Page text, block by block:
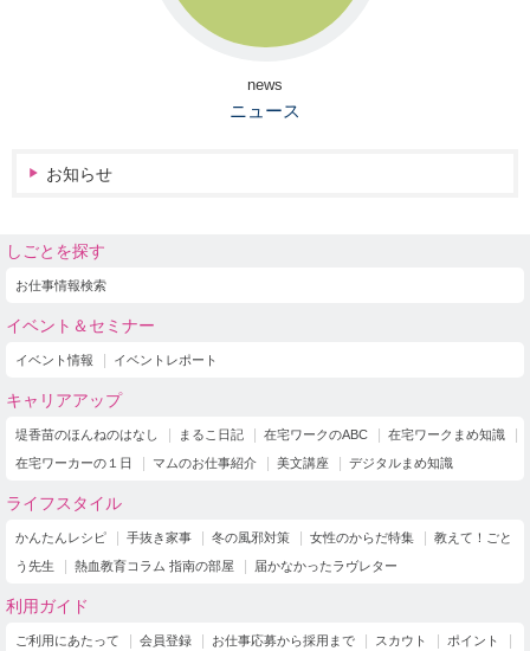
news
ニュース
お知らせ
しごとを探す
お仕事情報検索
イベント＆セミナー
イベント情報 イベントレポート
キャリアアップ
堤香苗のほんねのはなし まるこ日記 在宅ワークのABC
在宅ワークまめ知識
在宅ワーカーの１日
マムのお仕事紹介 美文講座 デジタルまめ知識
ライフスタイル
かんたんレシピ 手抜き家事 冬の風邪対策 女性のからだ特集
教えて！ごと
う先生
熱血教育コラム 指南の部屋 届かなかったラヴレター
利用ガイド
ご利用にあたって 会員登録 お仕事応募から採用まで スカウト ポイント